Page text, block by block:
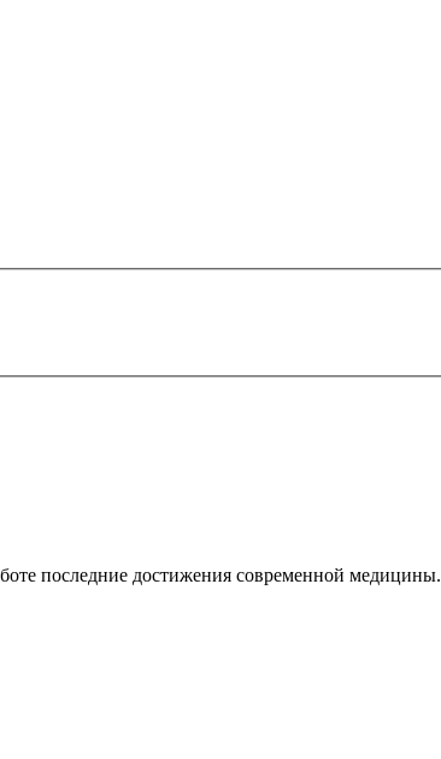
последние достижения современной медицины.